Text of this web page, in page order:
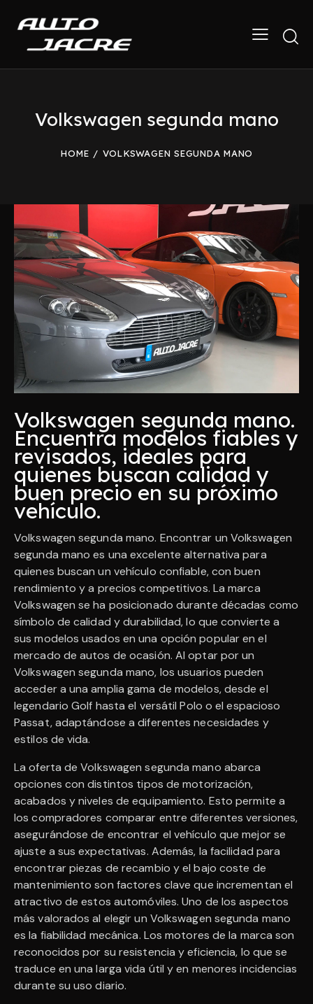
Volkswagen segunda mano
HOME VOLKSWAGEN SEGUNDA MANO
Volkswagen segunda mano.
Encuentra modelos fiables y
revisados, ideales para
quienes buscan calidad y
buen precio en su próximo
vehículo.
Volkswagen segunda mano. Encontrar un Volkswagen
segunda mano es una excelente alternativa para
quienes buscan un vehículo confiable, con buen
rendimiento y a precios competitivos. La marca
Volkswagen se ha posicionado durante décadas como
símbolo de calidad y durabilidad, lo que convierte a
sus modelos usados en una opción popular en el
mercado de autos de ocasión. Al optar por un
Volkswagen segunda mano, los usuarios pueden
acceder a una amplia gama de modelos, desde el
legendario Golf hasta el versátil Polo o el espacioso
Passat, adaptándose a diferentes necesidades y
estilos de vida.
La oferta de Volkswagen segunda mano abarca
opciones con distintos tipos de motorización,
acabados y niveles de equipamiento. Esto permite a
los compradores comparar entre diferentes versiones,
asegurándose de encontrar el vehículo que mejor se
ajuste a sus expectativas. Además, la facilidad para
encontrar piezas de recambio y el bajo coste de
mantenimiento son factores clave que incrementan el
atractivo de estos automóviles. Uno de los aspectos
más valorados al elegir un Volkswagen segunda mano
es la fiabilidad mecánica. Los motores de la marca son
reconocidos por su resistencia y eficiencia, lo que se
traduce en una larga vida útil y en menores incidencias
durante su uso diario.